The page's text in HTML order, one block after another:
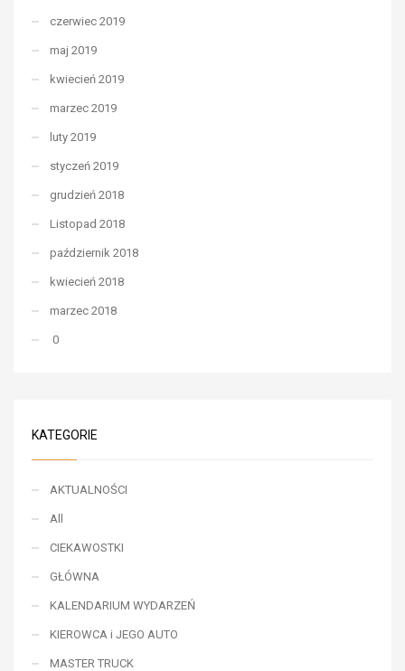
czerwiec 2019
maj 2019
kwiecień 2019
marzec 2019
luty 2019
styczeń 2019
grudzień 2018
Listopad 2018
październik 2018
kwiecień 2018
marzec 2018
0
KATEGORIE
AKTUALNOŚCI
All
CIEKAWOSTKI
GŁÓWNA
KALENDARIUM WYDARZEŃ
KIEROWCA i JEGO AUTO
MASTER TRUCK